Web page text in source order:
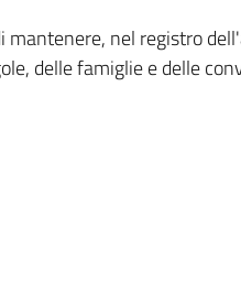
nel registro
delle famiglie e delle